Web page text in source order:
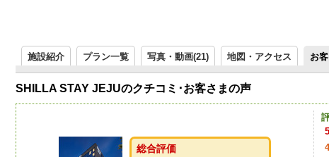
施設紹介 プラン一覧 写真・動画(21) 地図・アクセス お
SHILLA STAY JEJUのクチコミ･お客さまの声
総合評価